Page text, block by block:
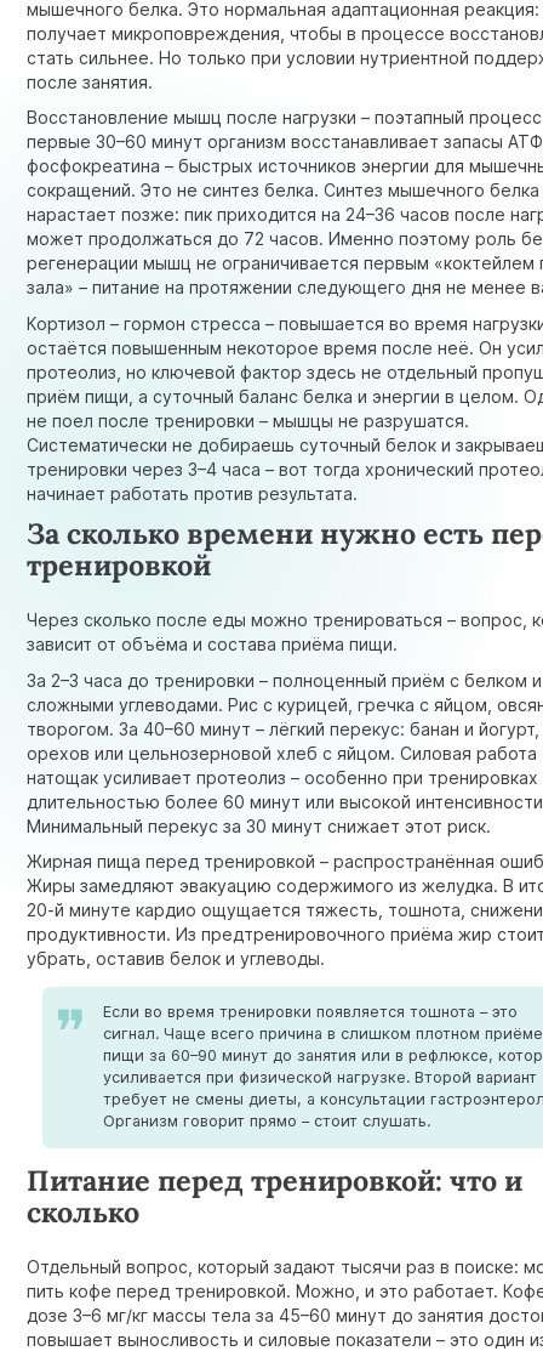
мышечного белка. Это нормальная адаптационная реакция:
получает микроповреждения, чтобы в процессе
стать сильнее. Но только при условии нутриентной
после занятия.
Восстановление мышц после нагрузки – поэтапный
первые 30–60 минут организм восстанавливает запасы
фосфокреатина – быстрых источников энергии для
сокращений. Это не синтез белка. Синтез мышечного белка
нарастает позже: пик приходится на 24–36 часов после
может продолжаться до 72 часов. Именно поэтому роль
регенерации мышц не ограничивается первым «коктейлем
зала» – питание на протяжении следующего дня не менее
Кортизол – гормон стресса – повышается во время
остаётся повышенным некоторое время после неё. Он
протеолиз, но ключевой фактор здесь не отдельный
приём пищи, а суточный баланс белка и энергии в целом.
не поел после тренировки – мышцы не разрушатся.
Систематически не добираешь суточный белок и
тренировки через 3–4 часа – вот тогда хронический
начинает работать против результата.
За сколько времени нужно есть
тренировкой
Через сколько после еды можно тренироваться – вопрос,
зависит от объёма и состава приёма пищи.
За 2–3 часа до тренировки – полноценный приём с белком и
сложными углеводами. Рис с курицей, гречка с яйцом,
творогом. За 40–60 минут – лёгкий перекус: банан и
орехов или цельнозерновой хлеб с яйцом. Силовая работа
натощак усиливает протеолиз – особенно при тренировках
длительностью более 60 минут или высокой
Минимальный перекус за 30 минут снижает этот риск.
Жирная пища перед тренировкой – распространённая
Жиры замедляют эвакуацию содержимого из желудка. В
20-й минуте кардио ощущается тяжесть, тошнота,
продуктивности. Из предтренировочного приёма жир
убрать, оставив белок и углеводы.
Если во время тренировки появляется тошнота – это
сигнал. Чаще всего причина в слишком плотном приёме
пищи за 60–90 минут до занятия или в рефлюксе,
усиливается при физической нагрузке. Второй вариант
требует не смены диеты, а консультации
Организм говорит прямо – стоит слушать.
Питание перед тренировкой: что и
сколько
Отдельный вопрос, который задают тысячи раз в поиске:
пить кофе перед тренировкой. Можно, и это работает.
дозе 3–6 мг/кг массы тела за 45–60 минут до занятия
повышает выносливость и силовые показатели – это один